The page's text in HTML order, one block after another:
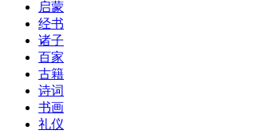
启蒙
经书
诸子
百家
古籍
诗词
书画
礼仪